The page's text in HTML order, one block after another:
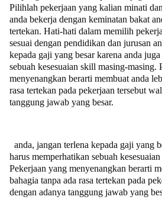
Pilihlah pekerjaan yang kalian minati
anda bekerja dengan keminatan bakat
tertekan. Hati-hati dalam memilih
sesuai dengan pendidikan dan jurusan
kepada gaji yang besar karena anda
sebuah kesesuaian skill masing-masing.
menyenangkan berarti membuat anda
rasa tertekan pada pekerjaan tersebut
tanggung jawab yang besar.
anda, jangan terlena kepada gaji yang
harus memperhatikan sebuah
Pekerjaan yang menyenangkan berarti
bahagia tanpa ada rasa tertekan pada
dengan adanya tanggung jawab yang